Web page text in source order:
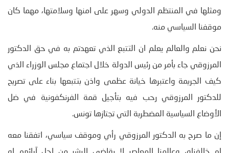
ومثلها في المنتظم الدولي وسهر على امنها وسلامتها، مهما كان
موقفنا السياسي منه.
نحن نعلم والعالم يعلم ان التتبع الذي تعهدتم به في حق الدكتور
المرزوقي جاء بأمر من رئيس الدولة خلال اجتماع مجلس الوزراء الذي
كيف الجريمة واعتبرها خيانة عظمى واذن بتتبعها بناء على تصريح
للدكتور المرزوقي رحب فيه بتأجيل قمة الفرنكفونية في ضل
الأوضاع السياسية المضطربة التي تجتازها تونس.
إن ما صرح به الدكتور المرزوقي رأي وموقف سياسي، اتفقنا معه